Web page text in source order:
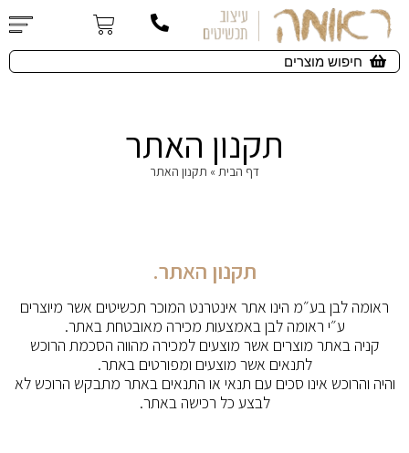
תקנון האתר
דף הבית » תקנון האתר
תקנון האתר.
ראומה לבן בע״מ הינו אתר אינטרנט המוכר תכשיטים אשר מיוצרים
ע״י ראומה לבן באמצעות מכירה מאובטחת באתר.
קניה באתר מוצרים אשר מוצעים למכירה מהווה הסכמת הרוכש
לתנאים אשר מוצעים ומפורטים באתר.
והיה והרוכש אינו סכים עם תנאי או התנאים באתר מתבקש הרוכש לא
לבצע כל רכישה באתר.